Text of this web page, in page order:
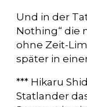
Und in der
Nothing“ die
ohne Zeit-
später in
*** Hikaru
Statlander